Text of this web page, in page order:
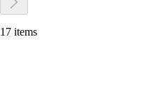
17 items